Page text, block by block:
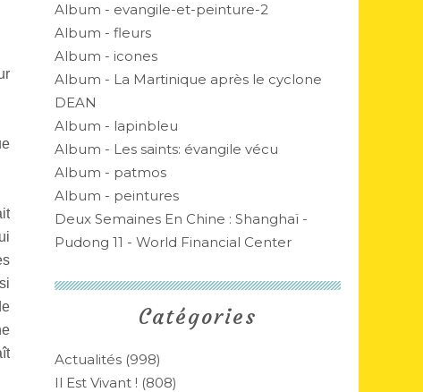
Catégories
Actualités (998)
Il Est Vivant ! (808)
Album - evangile-et-peinture-2
Album - fleurs
Album - icones
Album - La Martinique après le cyclone
DEAN
Album - lapinbleu
Album - Les saints: évangile vécu
Album - patmos
Album - peintures
Deux Semaines En Chine : Shanghaï -
Pudong 11 - World Financial Center